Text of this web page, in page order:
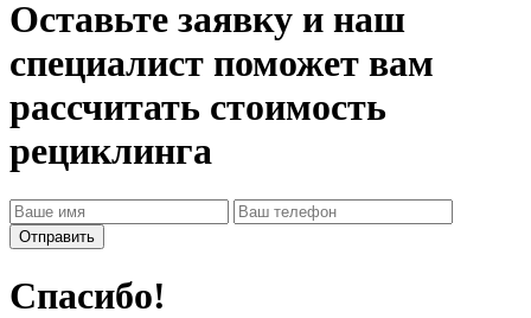
Оставьте заявку и наш
специалист поможет вам
рассчитать стоимость
рециклинга
Спасибо!